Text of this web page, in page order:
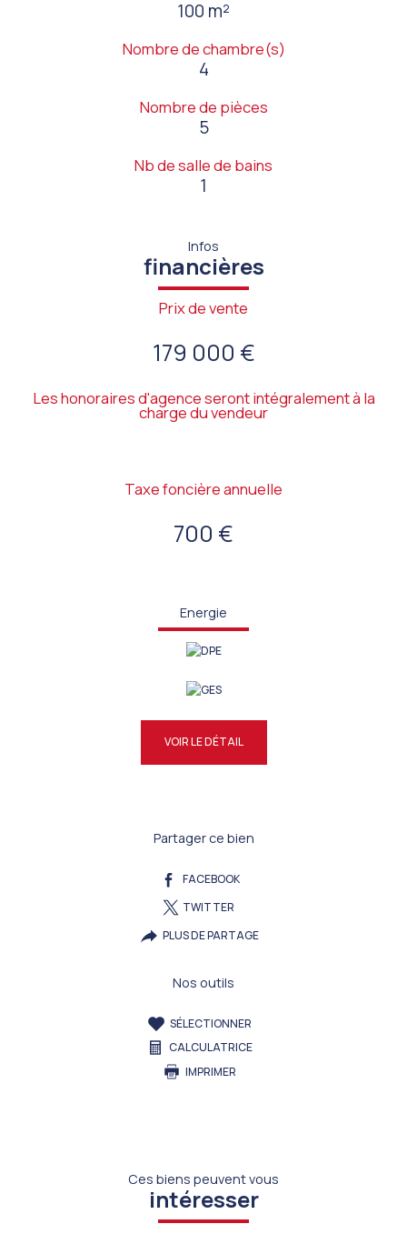
100 m²
Nombre de chambre(s)
4
Nombre de pièces
5
Nb de salle de bains
1
Infos
financières
Prix de vente
179 000 €
Les honoraires d'agence seront intégralement à la
charge du vendeur
Taxe foncière annuelle
700 €
Energie
VOIR LE DÉTAIL
Partager ce bien
FACEBOOK
TWITTER
PLUS DE PARTAGE
Nos outils
SÉLECTIONNER
CALCULATRICE
IMPRIMER
Ces biens peuvent vous
intéresser